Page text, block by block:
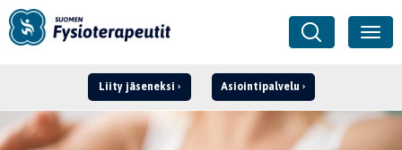
Liity jäseneksi Asiointipalvelu
Kirjaudu ›